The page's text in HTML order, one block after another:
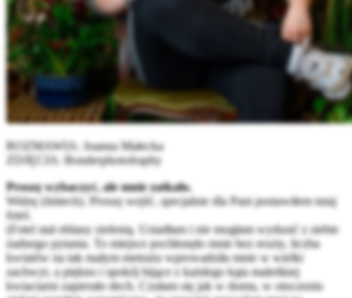
ROZMAWIA: Joanna Małecka
ZDJĘCIA: Bonderphotofraphy
Proszę wybaczyć, ale mnie zatkało.
Widzę (śmiech). Proszę wejść, specjalnie dla Pani postawiłem tutaj
fotel.
(Fotel stał oblany zielenią. Usiadłam i nie mogłam wydusić z siebie
żadnego pytania. To miejsce pochłonęło mnie bez reszty, liczba
kwiatów na tak małym metrażu wprowadziła mnie w wielki
zachwyt, a piękno i spokój bijące z każdego kąta maleńkiej
kwiaciarni zapierało dech. Czułam się jak w domu, w otoczeniu